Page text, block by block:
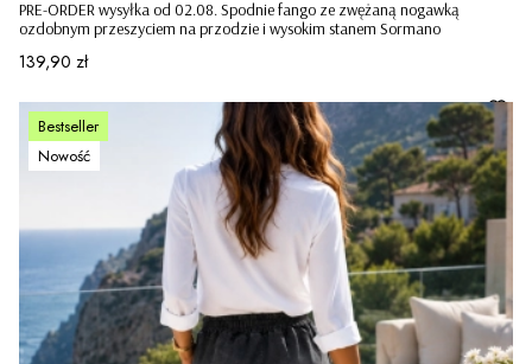
PRE-ORDER wysyłka od 02.08. Spodnie fango ze zwężaną nogawką
ozdobnym przeszyciem na przodzie i wysokim stanem Sormano
Cena
139,90 zł
Bestseller
Nowość